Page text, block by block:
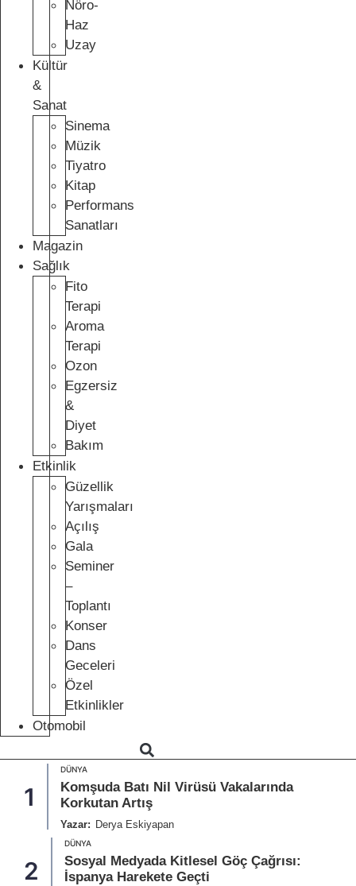
Nöro-
Haz
Uzay
Kültür
&
Sanat
Sinema
Müzik
Tiyatro
Kitap
Performans
Sanatları
Magazin
Sağlık
Fito
Terapi
Aroma
Terapi
Ozon
Egzersiz
&
Diyet
Bakım
Etkinlik
Güzellik
Yarışmaları
Açılış
Gala
Seminer
–
Toplantı
Konser
Dans
Geceleri
Özel
Etkinlikler
Otomobil
1
DÜNYA
Komşuda Batı Nil Virüsü Vakalarında
Korkutan Artış
Yazar: Derya Eskiyapan
2
DÜNYA
Sosyal Medyada Kitlesel Göç Çağrısı:
İspanya Harekete Geçti